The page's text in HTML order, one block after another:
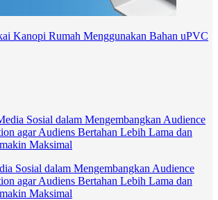
Kanopi Rumah Menggunakan Bahan uPVC
Sosial dalam Mengembangkan Audience
agar Audiens Bertahan Lebih Lama dan
Maksimal